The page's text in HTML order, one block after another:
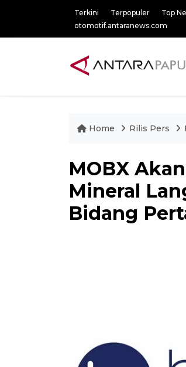
Terkini Terpopuler Top
otomotif.antaranews.com
Home Rilis Pers
MOBX
Mineral
Bidang